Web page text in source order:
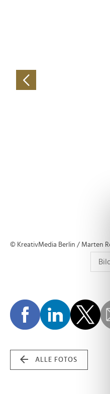
© KreativMedia Berlin / Marten
ALLE FOTOS